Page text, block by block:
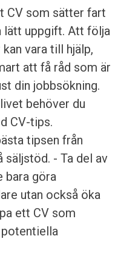
CV som sätter fart
lätt uppgift. Att följa
vara till hjälp,
att få råd som är
din jobbsökning.
behöver du
CV-tips.
tipsen från
säljstöd. - Ta del av
bara göra
utan också öka
ett CV som